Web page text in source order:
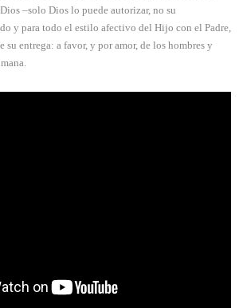
–solo Dios lo puede autorizar, no su
y para todo el estilo afectivo del Hijo con el Padre,
su entrega: a favor, y por amor, de los hombres y